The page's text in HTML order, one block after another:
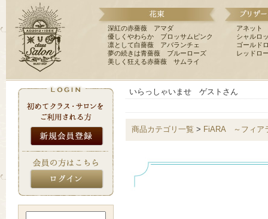
深紅の赤薔薇 アマダ
優しくやわらか ブロッサムピンク
凛として白薔薇 アバランチェ
夢の続きは青薔薇 ブルーローズ
美しく狂える赤薔薇 サムライ
アネット
シャルロ
ゴールド
レッドロ
いらっしゃいませ ゲストさん
商品カテゴリ一覧 > FiARA ～フィア